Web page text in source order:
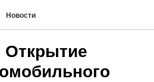
Новости
Открытие